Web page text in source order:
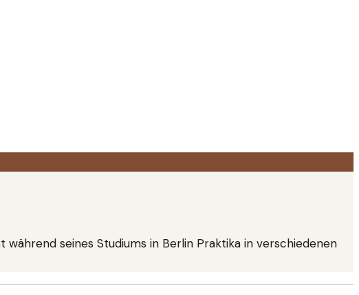
seines Studiums in Berlin Praktika in verschiedenen